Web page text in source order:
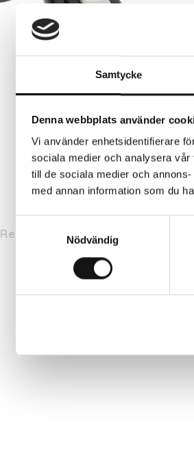
Samtycke
Denna webbplats använder
Vi använder enhetsidentifierare
sociala medier och analysera
till de sociala medier och
med annan information som du
Nödvändig
Recensioner